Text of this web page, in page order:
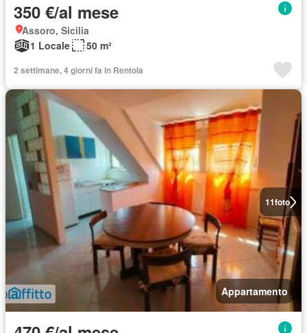
350 €/al mese
Assoro, Sicilia
1 Locale
50 m²
2 settimane, 4 giorni fa in Rentola
11foto
Appartamento